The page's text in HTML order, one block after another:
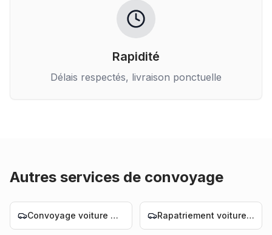
Rapidité
Délais respectés, livraison ponctuelle
Autres services de convoyage
Convoyage voiture Nantes Rapatriement voiture Nantes